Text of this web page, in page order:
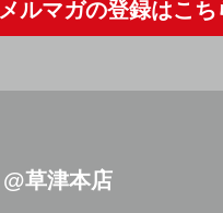
メルマガの登録はこち
@草津本店